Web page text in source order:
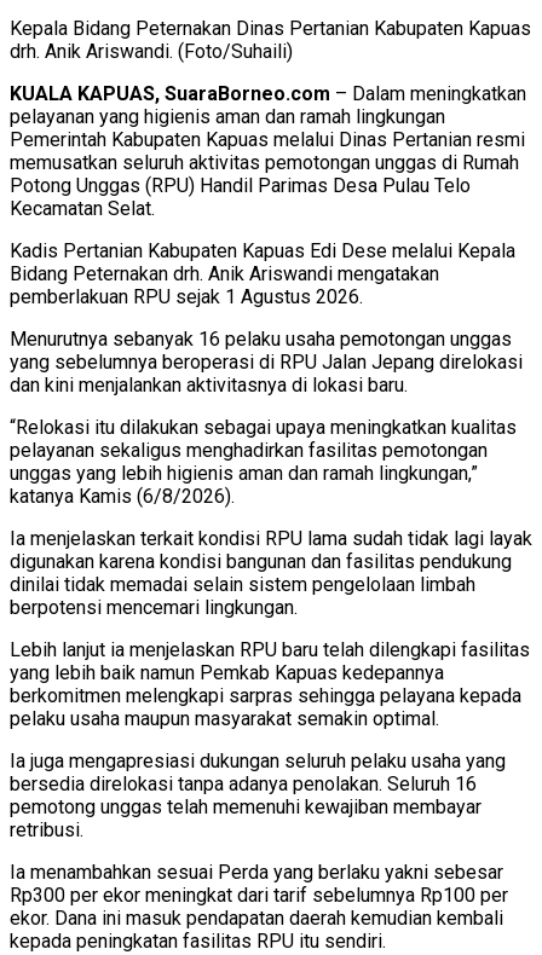
Kepala Bidang Peternakan Dinas Pertanian Kabupaten Kapuas
drh. Anik Ariswandi. (Foto/Suhaili)
KUALA KAPUAS, SuaraBorneo.com – Dalam meningkatkan
pelayanan yang higienis aman dan ramah lingkungan
Pemerintah Kabupaten Kapuas melalui Dinas Pertanian resmi
memusatkan seluruh aktivitas pemotongan unggas di Rumah
Potong Unggas (RPU) Handil Parimas Desa Pulau Telo
Kecamatan Selat.
Kadis Pertanian Kabupaten Kapuas Edi Dese melalui Kepala
Bidang Peternakan drh. Anik Ariswandi mengatakan
pemberlakuan RPU sejak 1 Agustus 2026.
Menurutnya sebanyak 16 pelaku usaha pemotongan unggas
yang sebelumnya beroperasi di RPU Jalan Jepang direlokasi
dan kini menjalankan aktivitasnya di lokasi baru.
“Relokasi itu dilakukan sebagai upaya meningkatkan kualitas
pelayanan sekaligus menghadirkan fasilitas pemotongan
unggas yang lebih higienis aman dan ramah lingkungan,”
katanya Kamis (6/8/2026).
Ia menjelaskan terkait kondisi RPU lama sudah tidak lagi layak
digunakan karena kondisi bangunan dan fasilitas pendukung
dinilai tidak memadai selain sistem pengelolaan limbah
berpotensi mencemari lingkungan.
Lebih lanjut ia menjelaskan RPU baru telah dilengkapi fasilitas
yang lebih baik namun Pemkab Kapuas kedepannya
berkomitmen melengkapi sarpras sehingga pelayana kepada
pelaku usaha maupun masyarakat semakin optimal.
Ia juga mengapresiasi dukungan seluruh pelaku usaha yang
bersedia direlokasi tanpa adanya penolakan. Seluruh 16
pemotong unggas telah memenuhi kewajiban membayar
retribusi.
Ia menambahkan sesuai Perda yang berlaku yakni sebesar
Rp300 per ekor meningkat dari tarif sebelumnya Rp100 per
ekor. Dana ini masuk pendapatan daerah kemudian kembali
kepada peningkatan fasilitas RPU itu sendiri.